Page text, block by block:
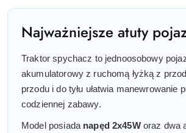
Najważniejsze atuty
Traktor spychacz to jednoosobowy
akumulatorowy z ruchomą łyżką z
przodu i do tyłu ułatwia manewrowanie
codziennej zabawy.
Model posiada napęd 2x45Woraz dwa